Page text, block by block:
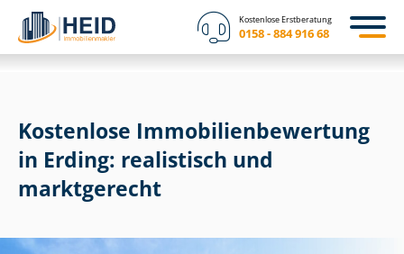
Kostenlose Erstberatung
0158 - 884 916 68
Kostenlose Im­mo­bi­li­en­be­wer­tung
in Erding: realistisch und
marktgerecht